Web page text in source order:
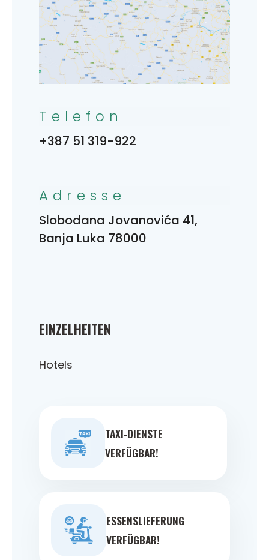
EINZELHEITEN
Hotels
TAXI-DIENSTE
VERFÜGBAR!
ESSENSLIEFERUNG
VERFÜGBAR!
Telefon
+387 51 319-922
Adresse
Slobodana Jovanovića 41,
Banja Luka 78000